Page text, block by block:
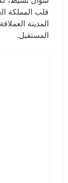
قلب المملكة
المدينة
المستقبل.